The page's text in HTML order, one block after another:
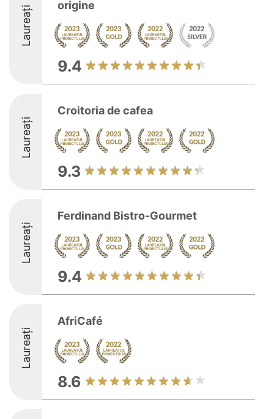
Laureați
origine
9.4
Laureați
Croitoria de cafea
9.3
Laureați
Ferdinand Bistro-Gourmet
9.4
Laureați
AfriCafé
8.6